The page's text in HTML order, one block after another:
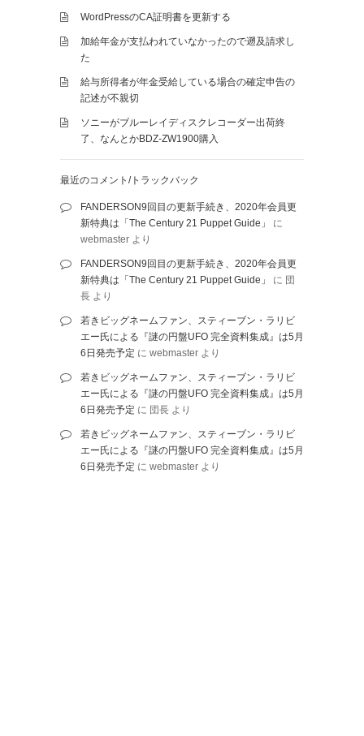
WordPressのCA証明書を更新する
加給年金が支払われていなかったので遡及請求し
た
給与所得者が年金受給している場合の確定申告の
記述が不親切
ソニーがブルーレイディスクレコーダー出荷終
了、なんとかBDZ-ZW1900購入
最近のコメント/トラックバック
FANDERSON9回目の更新手続き、2020年会員更
新特典は「The Century 21 Puppet Guide」
に
webmaster より
FANDERSON9回目の更新手続き、2020年会員更
新特典は「The Century 21 Puppet Guide」
に 団
長 より
若きビッグネームファン、スティーブン・ラリビ
エー氏による『謎の円盤UFO 完全資料集成』は5月
6日発売予定 に webmaster より
若きビッグネームファン、スティーブン・ラリビ
エー氏による『謎の円盤UFO 完全資料集成』は5月
6日発売予定 に 団長 より
若きビッグネームファン、スティーブン・ラリビ
エー氏による『謎の円盤UFO 完全資料集成』は5月
6日発売予定 に webmaster より